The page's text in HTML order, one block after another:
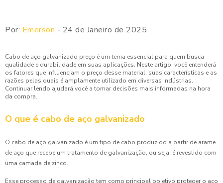
Por: Emerson - 24 de Janeiro de 2025
Cabo de aço galvanizado preço é um tema essencial para quem busca
qualidade e durabilidade em suas aplicações. Neste artigo, você entenderá
os fatores que influenciam o preço desse material, suas características e as
razões pelas quais é amplamente utilizado em diversas indústrias.
Continuar lendo ajudará você a tomar decisões mais informadas na hora
da compra.
O que é cabo de aço galvanizado
O cabo de aço galvanizado é um tipo de cabo produzido a partir de arame
de aço que recebe um tratamento de galvanização, ou seja, é revestido com
uma camada de zinco.
Esse processo de galvanização tem como principal objetivo proteger o aço